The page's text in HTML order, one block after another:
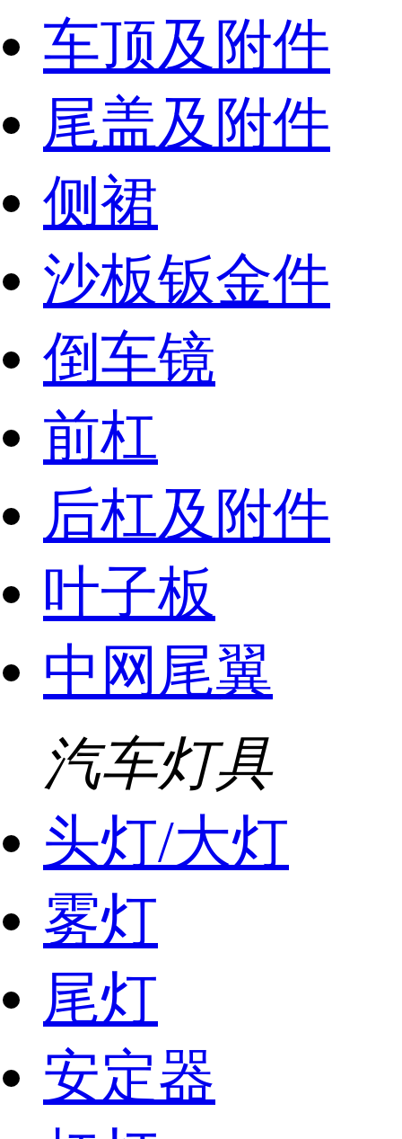
车顶及附件
尾盖及附件
侧裙
沙板钣金件
倒车镜
前杠
后杠及附件
叶子板
中网尾翼
汽车灯具
头灯/大灯
雾灯
尾灯
安定器